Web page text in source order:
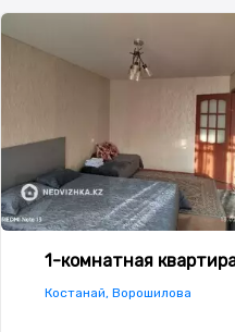
1-комнатная
Костанай, Ворошилова